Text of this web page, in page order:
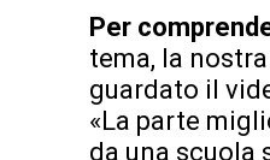
Per
tema, la
guardato il
«La parte
da una scuola